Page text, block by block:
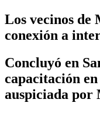
Los vecinos de
conexión a
Concluyó en
capacitación
auspiciada por